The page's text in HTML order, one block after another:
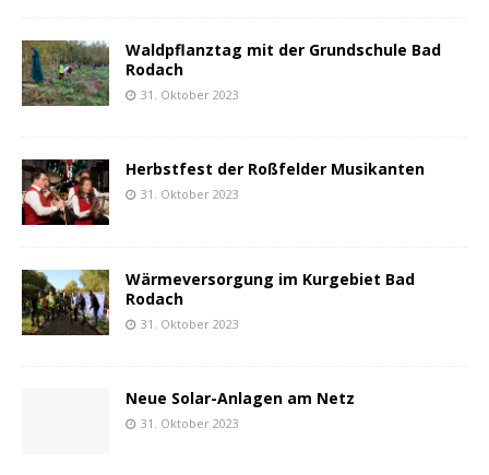
Waldpflanztag mit der Grundschule Bad
Rodach
31. Oktober 2023
Herbstfest der Roßfelder Musikanten
31. Oktober 2023
Wärmeversorgung im Kurgebiet Bad
Rodach
31. Oktober 2023
Neue Solar-Anlagen am Netz
31. Oktober 2023